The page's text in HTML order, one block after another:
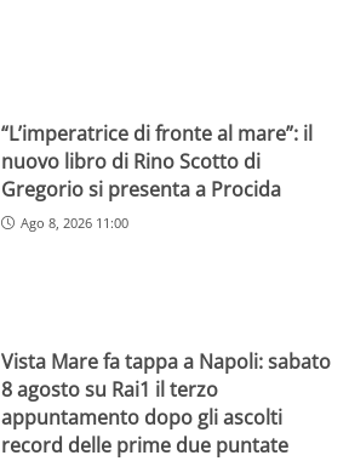
“L’imperatrice di fronte al mare”: il
nuovo libro di Rino Scotto di
Gregorio si presenta a Procida
Ago 8, 2026 11:00
Vista Mare fa tappa a Napoli: sabato
8 agosto su Rai1 il terzo
appuntamento dopo gli ascolti
record delle prime due puntate